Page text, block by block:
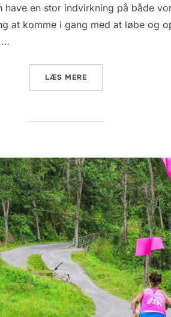
en stor indvirkning på både
at komme i gang med at løbe og
…
LÆS MERE